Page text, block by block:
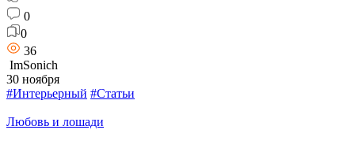
0
0
36
ImSonich
30 ноября
#Интерьерный #Статьи
Любовь и лошади